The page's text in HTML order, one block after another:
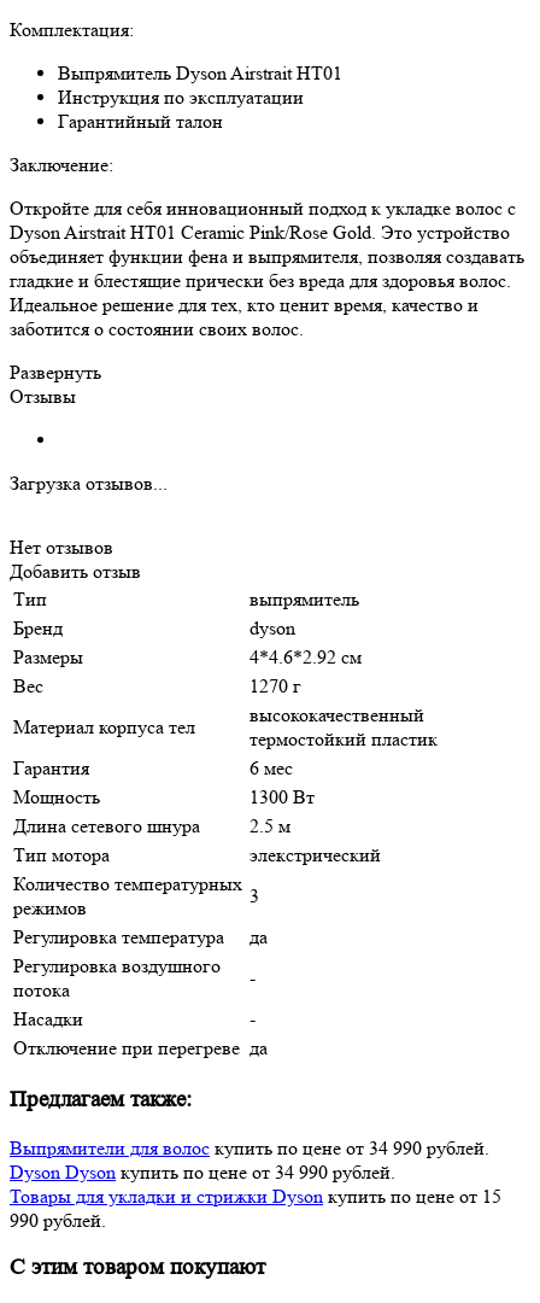
Комплектация:
Выпрямитель Dyson Airstrait HT01
Инструкция по эксплуатации
Гарантийный талон
Заключение:
Откройте для себя инновационный подход к укладке волос с
Dyson Airstrait HT01 Ceramic Pink/Rose Gold. Это устройство
объединяет функции фена и выпрямителя, позволяя создавать
гладкие и блестящие прически без вреда для здоровья волос.
Идеальное решение для тех, кто ценит время, качество и
заботится о состоянии своих волос.
Развернуть
Отзывы
Загрузка отзывов...
Нет отзывов
Добавить отзыв
Тип
выпрямитель
Бренд
dyson
Размеры
4*4.6*2.92 см
Вес
1270 г
Материал корпуса тел
высококачественный
термостойкий пластик
Гарантия
6 мес
Мощность
1300 Вт
Длина сетевого шнура
2.5 м
Тип мотора
элекстрический
Количество температурных
режимов
3
Регулировка температура
да
Регулировка воздушного
потока
-
Насадки
-
Отключение при перегреве да
Предлагаем также:
Выпрямители для волос купить по цене от 34 990 рублей.
Dyson Dyson купить по цене от 34 990 рублей.
Товары для укладки и стрижки Dyson купить по цене от 15
990 рублей.
С этим товаром покупают